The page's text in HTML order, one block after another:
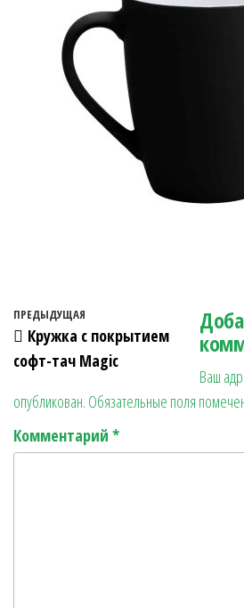
Навигация по
Предыдущая запись
ПРЕДЫДУЩАЯ
Кружка с покрытием
софт-тач Magic
Ваш
опубликован. Обязательные поля
Комментарий *